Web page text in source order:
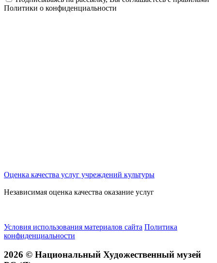
Политики о конфиденциальности
Оценка качества услуг учреждений культуры
Независимая оценка качества оказание услуг
Условия использования материалов сайта Политика
конфиденциальности
2026 © Национальный Художественный музей